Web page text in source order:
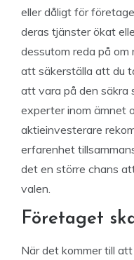
eller dåligt för
deras tjänster ökat
dessutom reda på
att säkerställa att du
att vara på den säkra
experter inom ämnet
aktieinvesterare
erfarenhet
det en större chans
valen.
Företaget
När det kommer till